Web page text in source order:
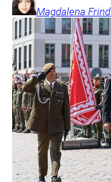
Magdalena